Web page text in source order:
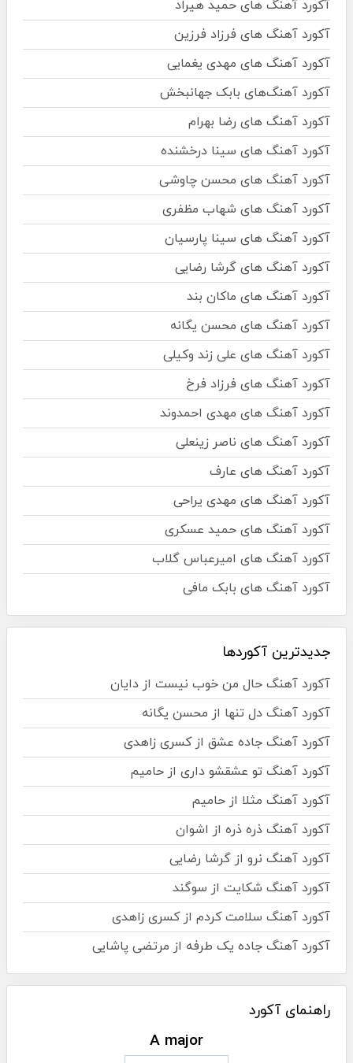
آکورد آهنگ های حمید هیراد
آکورد آهنگ های فرزاد فرزین
آکورد آهنگ های مهدی یغمایی
آکورد آهنگ‌های بابک جهانبخش
آکورد آهنگ های رضا بهرام
آکورد آهنگ های سینا درخشنده
آکورد آهنگ های محسن چاوشی
آکورد آهنگ های شهاب مظفری
آکورد آهنگ های سینا پارسیان
آکورد آهنگ های گرشا رضایی
آکورد آهنگ های ماکان بند
آکورد آهنگ های محسن یگانه
آکورد آهنگ های علی زند وکیلی
آکورد آهنگ های فرزاد فرخ
آکورد آهنگ های مهدی احمدوند
آکورد آهنگ های ناصر زینعلی
آکورد آهنگ های عارف
آکورد آهنگ های مهدی یراحی
آکورد آهنگ های حمید عسکری
آکورد آهنگ های امیرعباس گلاب
آکورد آهنگ های بابک مافی
جدیدترین آکوردها
آکورد آهنگ حال من خوب نیست از دایان
آکورد آهنگ دل تنها از محسن یگانه
آکورد آهنگ جاده عشق از کسری زاهدی
آکورد آهنگ تو عشقشو داری از حامیم
آکورد آهنگ مثلا از حامیم
آکورد آهنگ ذره ذره از اشوان
آکورد آهنگ نرو از گرشا رضایی
آکورد آهنگ شکایت از سوگند
آکورد آهنگ سلامت کردم از کسری زاهدی
آکورد آهنگ جاده یک طرفه از مرتضی پاشایی
راهنمای آکورد
A major